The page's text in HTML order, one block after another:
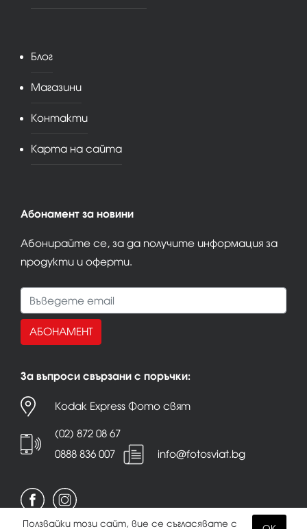
Блог
Магазини
Контакти
Карта на сайта
Абонамент за новини
Абонирайте се, за да получите информация за
продукти и оферти.
АБОНАМЕНТ
За въпроси свързани с поръчки:
Kodak Express Фото свят
(02) 872 08 67
0888 836 007
info@fotosviat.bg
Ползвайки този сайт, вие се съгласявате с